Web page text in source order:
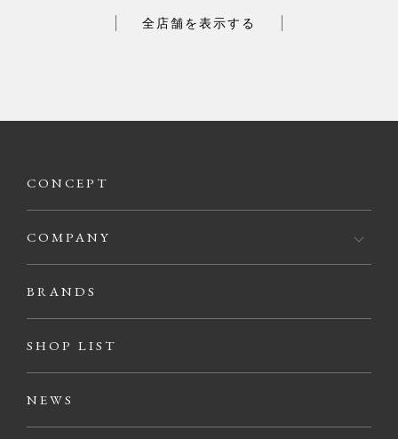
全店舗を表示する
CONCEPT
COMPANY
BRANDS
SHOP LIST
NEWS